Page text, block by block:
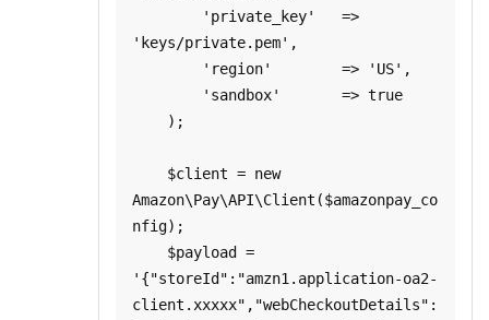
'keys/private.pem',
Amazon\Pay\API\Client($amazonpay_co
nfig);
'{"storeId":"amzn1.application-oa2-
client.xxxxx","webCheckoutDetails":